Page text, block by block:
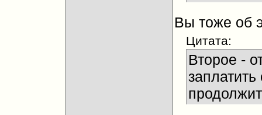
Вы тоже об
Цитата:
Второе -